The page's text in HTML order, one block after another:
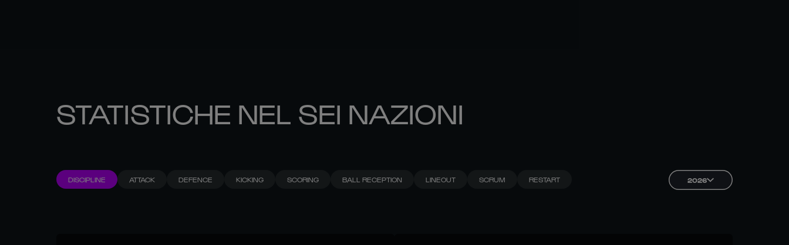
STATISTICHE NEL SEI NAZIONI
DISCIPLINE ATTACK DEFENCE KICKING SCORING BALL RECEPTION LINEOUT SCRUM RESTART 2026